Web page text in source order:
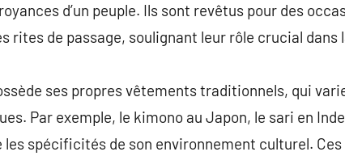
d’un peuple. Ils sont revêtus pour des
rites de passage, soulignant leur rôle crucial
ses propres vêtements traditionnels, qui
Par exemple, le kimono au Japon, le sari en
spécificités de son environnement culturel.